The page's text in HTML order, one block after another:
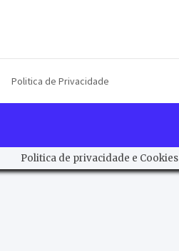
Politica de Privacidade
Politica de privacidade e Cookies